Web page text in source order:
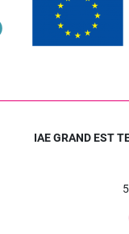
IAE GRAND EST